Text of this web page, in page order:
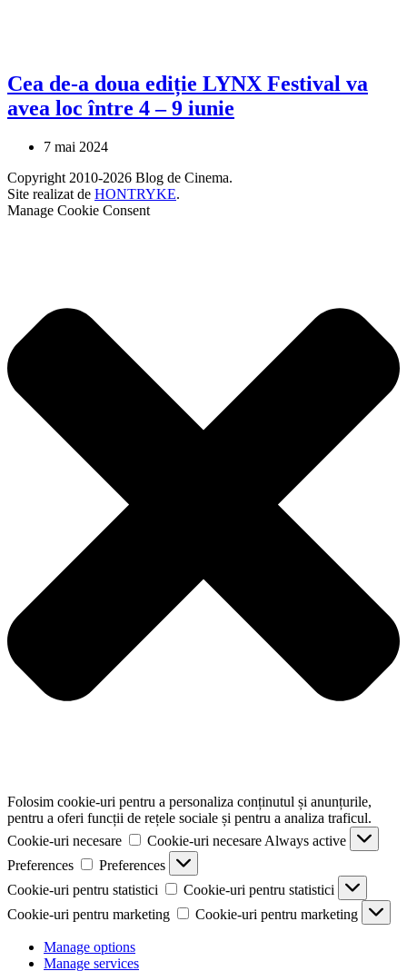
Cea de-a doua ediție LYNX Festival va
avea loc între 4 – 9 iunie
7 mai 2024
Copyright 2010-2026 Blog de Cinema.
Site realizat de HONTRYKE.
Manage Cookie Consent
Folosim cookie-uri pentru a personaliza conținutul și anunțurile,
pentru a oferi funcții de rețele sociale și pentru a analiza traficul.
Cookie-uri necesare
Cookie-uri necesare Always active
Preferences
Preferences
Cookie-uri pentru statistici
Cookie-uri pentru statistici
Cookie-uri pentru marketing
Cookie-uri pentru marketing
Manage options
Manage services